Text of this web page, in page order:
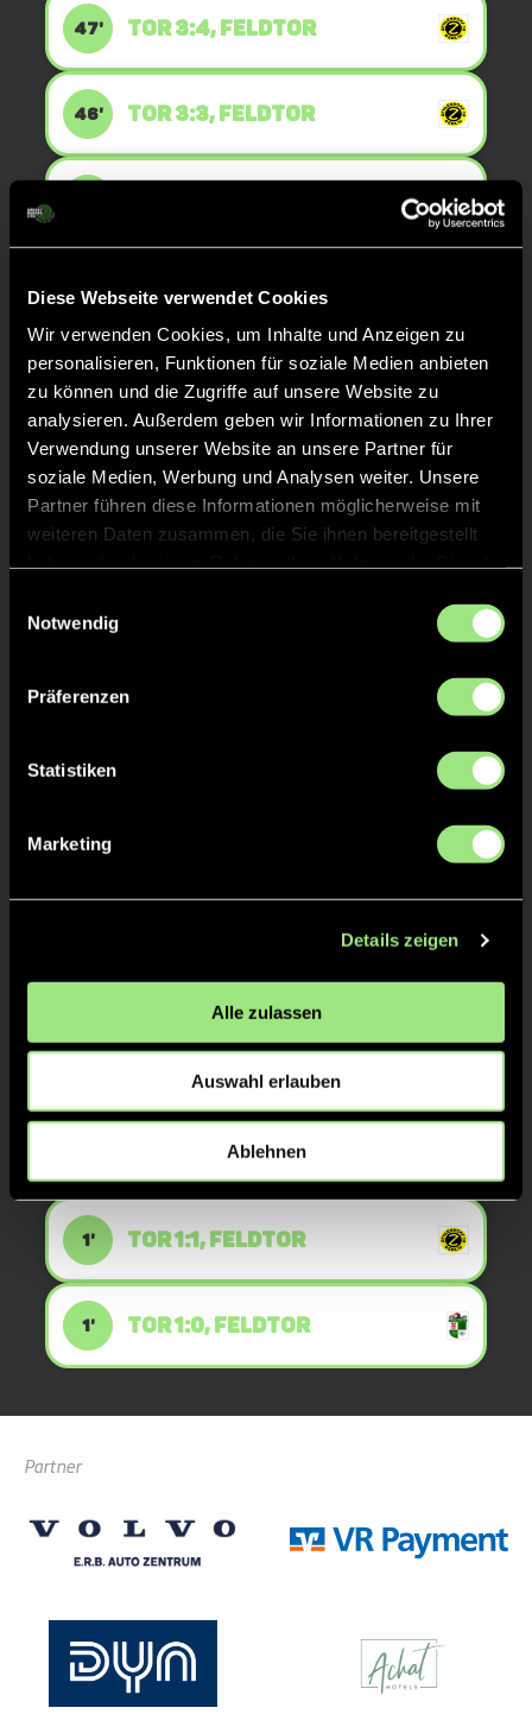
Diese Webseite verwendet Cookies
Wir verwenden Cookies, um Inhalte und Anzeigen zu
personalisieren, Funktionen für soziale Medien anbieten
zu können und die Zugriffe auf unsere Website zu
analysieren. Außerdem geben wir Informationen zu Ihrer
Verwendung unserer Website an unsere Partner für
soziale Medien, Werbung und Analysen weiter. Unsere
Partner führen diese Informationen möglicherweise mit
weiteren Daten zusammen, die Sie ihnen bereitgestellt
Notwendig
Präferenzen
Statistiken
Marketing
Details zeigen
Alle zulassen
Auswahl erlauben
Ablehnen
47' TOR 3:4, FELDTOR
46' TOR 3:3, FELDTOR
TOR 2:2, FELDTOR
8' ROTE KARTE
YannickLindemann
8'
GRÜNE KARTE
YannickLindemann 18
TOR 2:1, FELDTOR
1' TOR 1:1, FELDTOR
1' TOR 1:0, FELDTOR
Partner